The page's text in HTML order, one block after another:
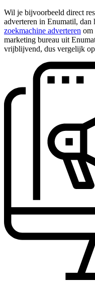
Wil je bijvoorbeeld direct
adverteren in Enumatil,
zoekmachine adverteren om
marketing bureau uit
vrijblijvend, dus vergelijk